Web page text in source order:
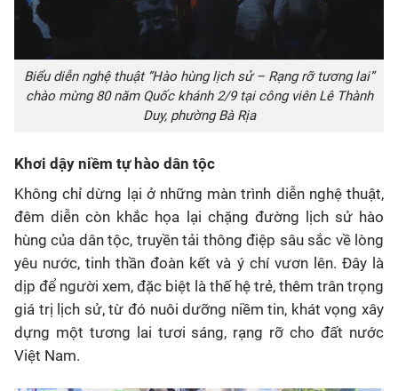
Biểu diễn nghệ thuật “Hào hùng lịch sử – Rạng rỡ tương lai”
chào mừng 80 năm Quốc khánh 2/9 tại công viên Lê Thành
Duy, phường Bà Rịa
Khơi dậy niềm tự hào dân tộc
Không chỉ dừng lại ở những màn trình diễn nghệ thuật,
đêm diễn còn khắc họa lại chặng đường lịch sử hào
hùng của dân tộc, truyền tải thông điệp sâu sắc về lòng
yêu nước, tinh thần đoàn kết và ý chí vươn lên. Đây là
dịp để người xem, đặc biệt là thế hệ trẻ, thêm trân trọng
giá trị lịch sử, từ đó nuôi dưỡng niềm tin, khát vọng xây
dựng một tương lai tươi sáng, rạng rỡ cho đất nước
Việt Nam.